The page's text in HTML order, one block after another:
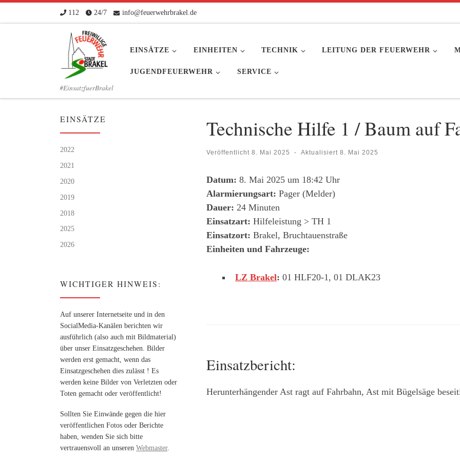
Zum Inhalt springen
112 24/7 info@feuerwehrbrakel.de
#EinsatzfuerBrakel
EINSÄTZE EINHEITEN TECHNIK LEITUNG DER FEUERWEHR
JUGENDFEUERWEHR SERVICE
Technische Hilfe 1 / Baum auf
Veröffentlicht 8. Mai 2025 - Aktualisiert 8. Mai 2025
Datum: 8. Mai 2025 um 18:42 Uhr
Alarmierungsart: Pager (Melder)
Dauer: 24 Minuten
Einsatzart: Hilfeleistung > TH 1
Einsatzort: Brakel, Bruchtauenstraße
Einheiten und Fahrzeuge:
LZ Brakel: 01 HLF20-1, 01 DLAK23
Einsatzbericht:
Herunterhängender Ast ragt auf Fahrbahn, Ast mit Bügelsäge
EINSÄTZE
2022
2021
2020
2019
2018
2025
2026
WICHTIGER HINWEIS:
Auf unserer Internetseite und in den
SocialMedia-Kanälen berichten wir
ausführlich (also auch mit Bildmaterial)
über unser Einsatzgeschehen. Bilder
werden erst gemacht, wenn das
Einsatzgeschehen dies zulässt ! Es
werden keine Bilder von Verletzten oder
Toten gemacht oder veröffentlicht!
Sollten Sie Einwände gegen die hier
veröffentlichen Fotos oder Berichte
haben, wenden Sie sich bitte
vertrauensvoll an unseren Webmaster.